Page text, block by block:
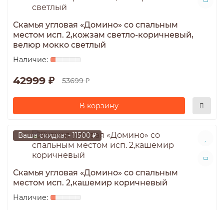
Скамья угловая «Домино» со спальным
местом исп. 2,кожзам светло-коричневый,
велюр мокко светлый
42999 ₽ 53699 ₽
В корзину
Ваша скидка: - 11500 ₽
Скамья угловая «Домино» со спальным
местом исп. 2,кашемир коричневый